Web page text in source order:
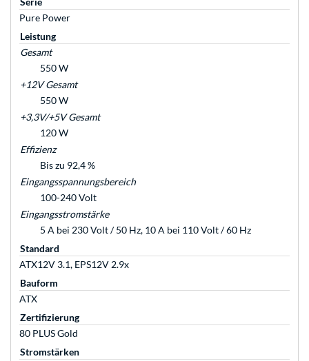
Pure Power
Leistung
Gesamt
550 W
+12V Gesamt
550 W
+3,3V/+5V Gesamt
120 W
Effizienz
Bis zu 92,4 %
Eingangsspannungsbereich
100-240 Volt
Eingangsstromstärke
5 A bei 230 Volt / 50 Hz, 10 A bei 110 Volt / 60 Hz
Standard
ATX12V 3.1, EPS12V 2.9x
Bauform
ATX
Zertifizierung
80 PLUS Gold
Stromstärken